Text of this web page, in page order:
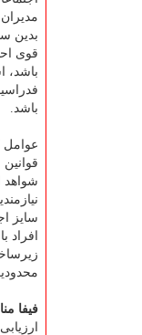
باشد،
باشد.
عوامل
شواهد
فیفا